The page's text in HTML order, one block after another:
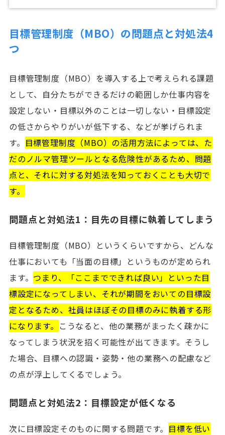
目標管理制度（MBO）の問題点と対処法4
つ
目標管理制度（MBO）を導入する上で考えられる課題
として、自分たちができるだけの範囲しか仕事内容を
設定しない・目標以外のことは一切しない・目標設定
の低さからやりがいが低下する、などが挙げられま
す。 目標管理制度（MBO）の活用方法によっては、た
だのノルマ管理ツールとなる危険性があるため、問題
点と、それに対する対処法を知っておくことも大切で
す。
問題点と対処法1：目先の目標に執着してしまう
目標管理制度（MBO）というくらいですから、どんな
仕事においても「当面の目標」というものが定められ
ます。 つまり、「ここまでできれば良い」といった目
標設定になってしまい、それが期間をおいての目標設
定となるため、社員はほぼその目標のみに執着する形
になります。 こうなると、他の業務がまったく疎かに
なってしまう状況を招く可能性が出てきます。そうし
た場合、目標への認識・姿勢・他の業務への配慮など
の点が浮上してくるでしょう。
問題点と対処法2：目標設定が低くなる
次に目標設定そのものに関する問題です。 目標を低い